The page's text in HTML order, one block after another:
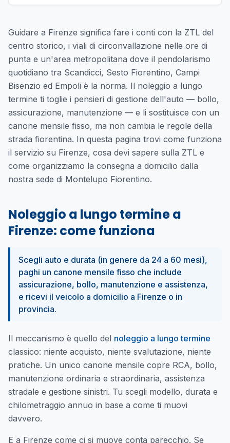
Guidare a Firenze significa fare i conti con la ZTL del
centro storico, i viali di circonvallazione nelle ore di
punta e un'area metropolitana dove il pendolarismo
quotidiano tra Scandicci, Sesto Fiorentino, Campi
Bisenzio ed Empoli è la norma. Il noleggio a lungo
termine ti toglie i pensieri di gestione dell'auto — bollo,
assicurazione, manutenzione — e li sostituisce con un
canone mensile fisso, ma non cambia le regole della
strada fiorentina. In questa pagina trovi come funziona
il servizio su Firenze, cosa devi sapere sulla ZTL e
come organizziamo la consegna a domicilio dalla
nostra sede di Montelupo Fiorentino.
Noleggio a lungo termine a
Firenze: come funziona
Scegli auto e durata (in genere da 24 a 60 mesi),
paghi un canone mensile fisso che include
assicurazione, bollo, manutenzione e assistenza,
e ricevi il veicolo a domicilio a Firenze o in
provincia.
Il meccanismo è quello del noleggio a lungo termine
classico: niente acquisto, niente svalutazione, niente
pratiche. Un unico canone mensile copre RCA, bollo,
manutenzione ordinaria e straordinaria, assistenza
stradale e gestione sinistri. Tu scegli modello, durata e
chilometraggio annuo in base a come ti muovi
davvero.
E a Firenze come ci si muove conta parecchio. Se